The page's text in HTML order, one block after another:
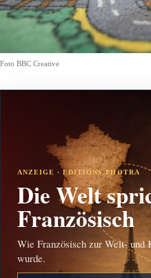
Foto BBC Creative
ANZEIGE · EDITIONS PHOTRA
Die Welt
Französisch
Wie Französisch zur Welt- und
wurde.